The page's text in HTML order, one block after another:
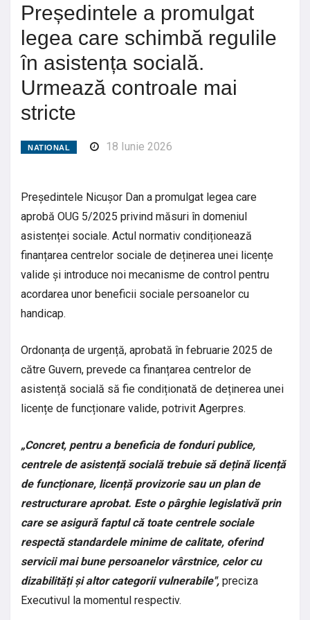
Președintele a promulgat
legea care schimbă regulile
în asistența socială.
Urmează controale mai
stricte
NATIONAL 18 Iunie 2026
Președintele Nicușor Dan a promulgat legea care
aprobă OUG 5/2025 privind măsuri în domeniul
asistenței sociale. Actul normativ condiționează
finanțarea centrelor sociale de deținerea unei licențe
valide și introduce noi mecanisme de control pentru
acordarea unor beneficii sociale persoanelor cu
handicap.
Ordonanța de urgență, aprobată în februarie 2025 de
către Guvern, prevede ca finanțarea centrelor de
asistență socială să fie condiționată de deținerea unei
licențe de funcționare valide, potrivit Agerpres.
„Concret, pentru a beneficia de fonduri publice,
centrele de asistență socială trebuie să dețină licență
de funcționare, licență provizorie sau un plan de
restructurare aprobat. Este o pârghie legislativă prin
care se asigură faptul că toate centrele sociale
respectă standardele minime de calitate, oferind
servicii mai bune persoanelor vârstnice, celor cu
dizabilități și altor categorii vulnerabile", preciza
Executivul la momentul respectiv.